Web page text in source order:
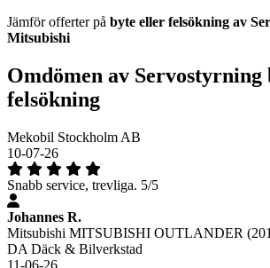
Jämför offerter på byte eller felsökning av
Mitsubishi
Omdömen av Servostyrning
felsökning
Mekobil Stockholm AB
10-07-26
Snabb service, trevliga. 5/5
Johannes R.
Mitsubishi MITSUBISHI OUTLANDER
DA Däck & Bilverkstad
11-06-26